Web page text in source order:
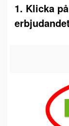
1. Klicka
erbjudandet